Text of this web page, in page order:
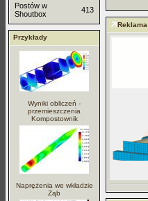
Postów w
Shoutbox
413
Przykłady
Wyniki obliczeń -
przemieszczenia
Kompostownik
Naprężenia we wkładzie
Ząb
Reklama